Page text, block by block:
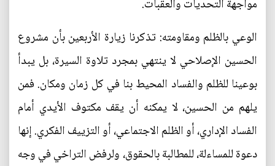
مواجهة التحديات والعقبات.
الوعي بالظلم ومقاومته: تذكرنا زيارة الأربعين بأن مشروع
الحسين الإصلاحي لا ينتهي بمجرد تلاوة السيرة، بل يبدأ
بوعينا للظلم والفساد المحيط بنا في كل زمان ومكان. فمن
يلهم من الحسين، لا يمكنه أن يقف مكتوف الأيدي أمام
الفساد الإداري، أو الظلم الاجتماعي، أو التزييف الفكري. إنها
دعوة للمساءلة، للمطالبة بالحقوق، ولرفض التراخي في وجه